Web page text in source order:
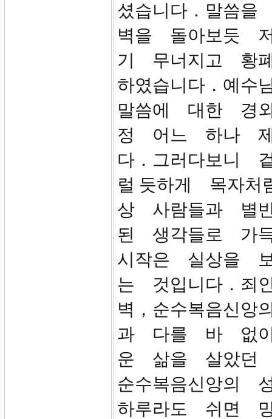
셨습니다．말씀
벽을 돌아보듯
기 무너지고 황
하였습니다．예
말씀에 대한 경
정 어느 하나
다．그러다보니
럴 듯하게 목자
상 사람들과 별
된 생각들로 가
시작은 실상을
는 것입니다．
벽，순수복음신
과 다를 바 없
운 삶을 살았던
순수복음신앙의
하루라도 쉬면